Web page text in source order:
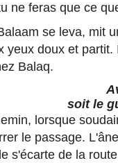
ne feras que ce
se leva, mit
yeux doux et
Balaq.
soit le
lorsque
le passage.
s'écarte de la